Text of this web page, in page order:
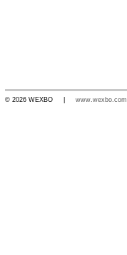
© 2026 WEXBO | www.wexbo.com